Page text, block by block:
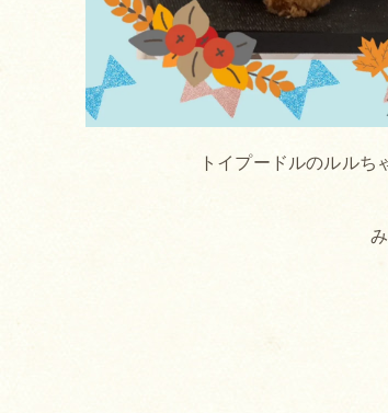
トイプードルのルルち